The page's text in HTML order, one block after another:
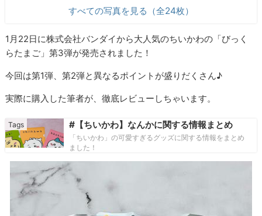
すべての写真を見る（全24枚）
1月22日に株式会社バンダイから大人気のちいかわの「びっく
らたまご」第3弾が発売されました！
今回は第1弾、第2弾と異なるポイントが盛りだくさん♪
実際に購入した筆者が、徹底レビューしちゃいます。
#【ちいかわ】なんかに関する情報まとめ
「ちいかわ」の可愛すぎるグッズに関する情報をまとめ
ました！